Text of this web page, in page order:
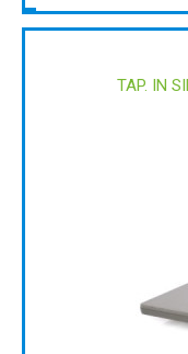
TAP. IN